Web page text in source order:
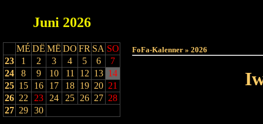
Juni 2026
MÉ DË MË DO FR SA SO
23
1 2 3 4 5 6
7
24
8 9 10 11 12 13 14
25 15 16 17 18 19 20 21
26 22 23 24 25 26 27 28
27 29 30
FoFa-Kalenner » 2026